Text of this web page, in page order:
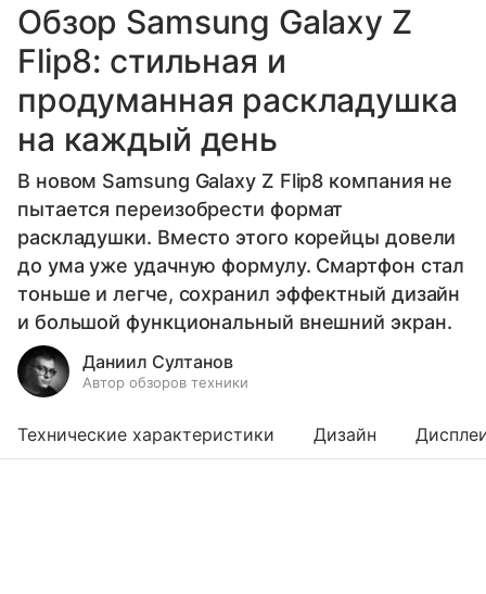
Обзор Samsung Galaxy Z
Flip8: стильная и
продуманная раскладушка
на каждый день
В новом Samsung Galaxy Z Flip8 компания не
пытается переизобрести формат
раскладушки. Вместо этого корейцы довели
до ума уже удачную формулу. Смартфон стал
тоньше и легче, сохранил эффектный дизайн
и большой функциональный внешний экран.
Даниил Султанов
Автор обзоров техники
Технические характеристики Дизайн